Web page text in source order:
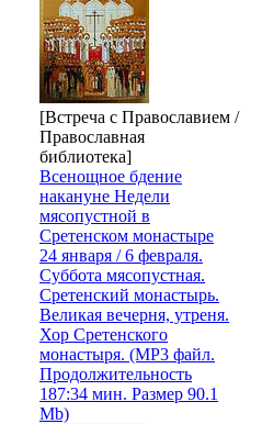
[Встреча с Православием /
Православная
библиотека]
Всенощное бдение
накануне Недели
мясопустной в
Сретенском монастыре
24 января / 6 февраля.
Суббота мясопустная.
Сретенский монастырь.
Великая вечерня, утреня.
Хор Сретенского
монастыря. (MP3 файл.
Продолжительность
187:34 мин. Размер 90.1
Mb)